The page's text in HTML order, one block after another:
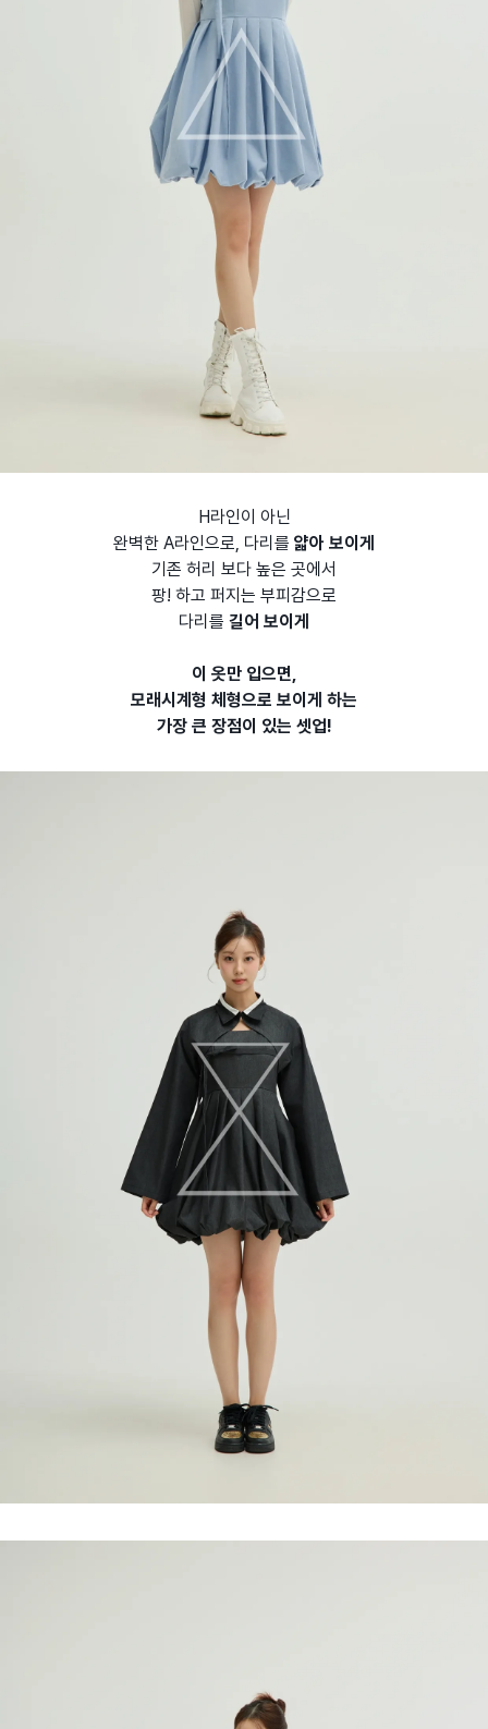
H라인이 아닌
완벽한 A라인으로, 다리를 얇아 보이게
기존 허리 보다 높은 곳에서
팡! 하고 퍼지는 부피감으로
다리를 길어 보이게
이 옷만 입으면,
모래시계형 체형으로 보이게 하는
가장 큰 장점이 있는 셋업!